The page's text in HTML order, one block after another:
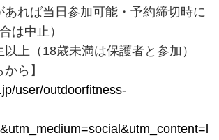
あれば当日参加可能・予約締切時に
は中止）
以上（18歳未満は保護者と参加）
ら】
user/outdoorfitness-